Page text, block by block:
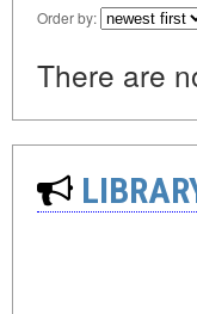
Order by:
There are